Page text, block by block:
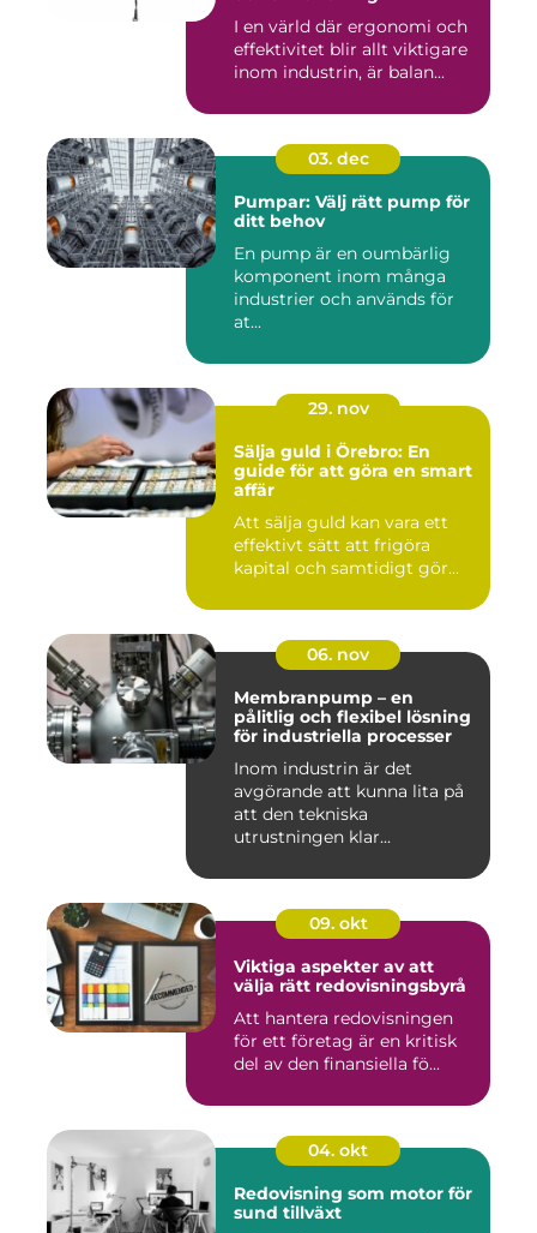
I en värld där ergonomi och
effektivitet blir allt viktigare
inom industrin, är balan...
03. dec
Pumpar: Välj rätt pump för
ditt behov
En pump är en oumbärlig
komponent inom många
industrier och används för
at...
29. nov
Sälja guld i Örebro: En
guide för att göra en smart
affär
Att sälja guld kan vara ett
effektivt sätt att frigöra
kapital och samtidigt gör...
06. nov
Membranpump – en
pålitlig och flexibel lösning
för industriella processer
Inom industrin är det
avgörande att kunna lita på
att den tekniska
utrustningen klar...
09. okt
Viktiga aspekter av att
välja rätt redovisningsbyrå
Att hantera redovisningen
för ett företag är en kritisk
del av den finansiella fö...
04. okt
Redovisning som motor för
sund tillväxt